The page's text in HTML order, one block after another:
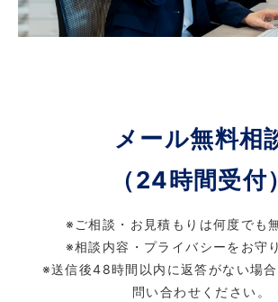
メール無料相
（24時間受付）
※ご相談・お見積もりは何度でも
※相談内容・プライバシーをお守
※送信後48時間以内に返答がない場
問い合わせください。